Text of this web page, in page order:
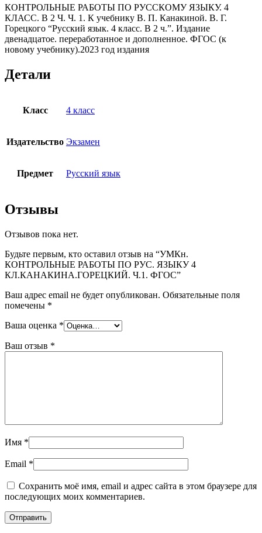
ФГОС
КОНТРОЛЬНЫЕ РАБОТЫ ПО РУССКОМУ ЯЗЫКУ. 4
КЛАСС. В 2 Ч. Ч. 1. К учебнику В. П. Канакиной. В. Г.
Горецкого “Русский язык. 4 класс. В 2 ч.”. Издание
двенадцатое. переработанное и дополненное. ФГОС (к
новому учебнику).2023 год издания
Детали
Класс 4 класс
Издательство Экзамен
Предмет Русский язык
Отзывы
Отзывов пока нет.
Будьте первым, кто оставил отзыв на “УМКн.
КОНТРОЛЬНЫЕ РАБОТЫ ПО РУС. ЯЗЫКУ 4
КЛ.КАНАКИНА.ГОРЕЦКИЙ. Ч.1. ФГОС”
Ваш адрес email не будет опубликован. Обязательные поля
помечены *
Ваша оценка *
Ваш отзыв *
Имя *
Email *
Сохранить моё имя, email и адрес сайта в этом браузере для
последующих моих комментариев.